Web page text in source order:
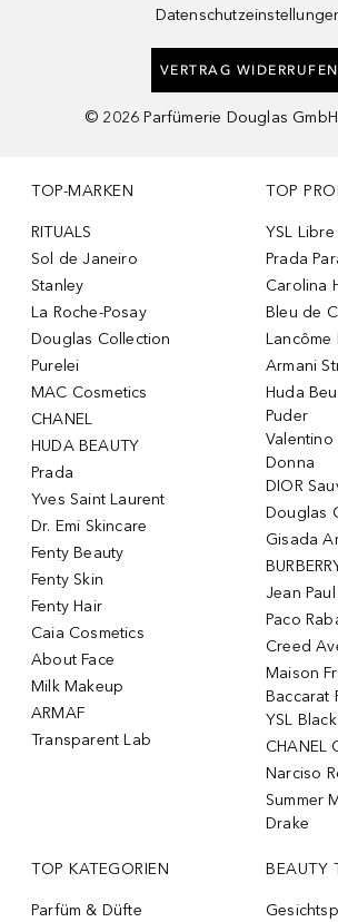
VERTRAG WIDERRUFEN
© 2026 Parfümerie Douglas
TOP-MARKEN
RITUALS
Sol de Janeiro
Stanley
La Roche-Posay
Douglas Collection
Purelei
MAC Cosmetics
CHANEL
HUDA BEAUTY
Prada
Yves Saint Laurent
Dr. Emi Skincare
Fenty Beauty
Fenty Skin
Fenty Hair
Caia Cosmetics
About Face
Milk Makeup
ARMAF
Transparent Lab
TOP
YSL Libre
Prada
Carolina
Bleu de
Lancôme
Armani
Huda
Puder
Valentino
Donna
DIOR
Douglas
Gisada
Jean
Paco
Creed
Maison
Baccarat
YSL
CHANEL
Narciso
Summer
Drake
TOP KATEGORIEN
Parfüm & Düfte
BEAUTY